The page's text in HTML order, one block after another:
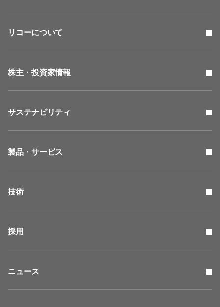
リコーについて
株主・投資家情報
サステナビリティ
製品・サービス
技術
採用
ニュース